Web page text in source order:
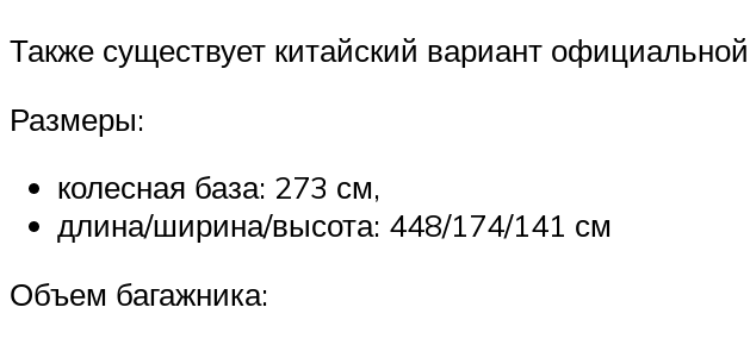
Также существует китайский вариант
Размеры:
колесная база: 273 см,
длина/ширина/высота: 448/174/141 см
Объем багажника: